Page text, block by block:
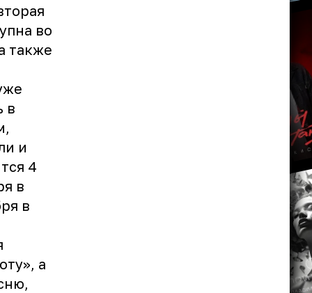
во
также
в
и
4
в
в
а